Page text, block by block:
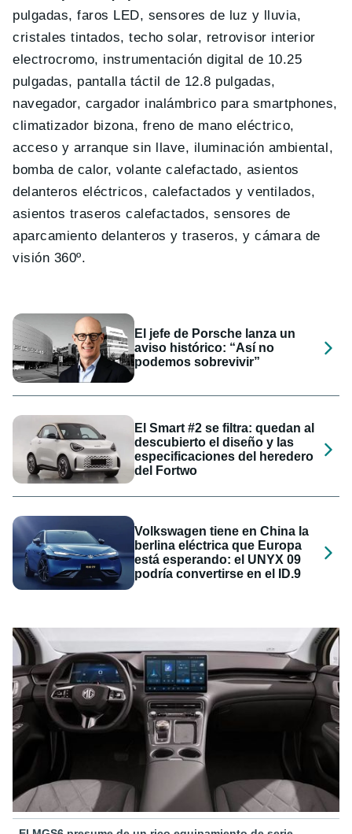
pulgadas, faros LED, sensores de luz y lluvia,
cristales tintados, techo solar, retrovisor interior
electrocromo, instrumentación digital de 10.25
pulgadas, pantalla táctil de 12.8 pulgadas,
navegador, cargador inalámbrico para smartphones,
climatizador bizona, freno de mano eléctrico,
acceso y arranque sin llave, iluminación ambiental,
bomba de calor, volante calefactado, asientos
delanteros eléctricos, calefactados y ventilados,
asientos traseros calefactados, sensores de
aparcamiento delanteros y traseros, y cámara de
visión 360º.
El jefe de Porsche lanza un
aviso histórico: “Así no
podemos sobrevivir”
El Smart #2 se filtra: quedan al
descubierto el diseño y las
especificaciones del heredero
del Fortwo
Volkswagen tiene en China la
berlina eléctrica que Europa
está esperando: el UNYX 09
podría convertirse en el ID.9